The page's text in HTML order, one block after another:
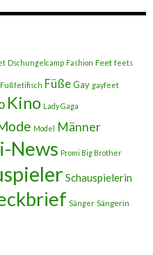
Dschungelcamp Fashion Feet feets
Fußfetifisch FüßeGay gayfeet
Kino Lady Gaga
Model Männer
News Promi Big Brother
Schauspielerin
Sänger Sängerin